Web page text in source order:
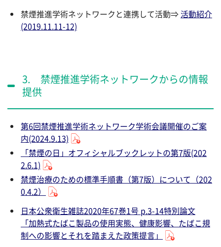
禁煙推進学術ネットワークと連携して活動⇒ 活動紹介
(2019.11.11-12)
3. 禁煙推進学術ネットワークからの情報
提供
第6回禁煙推進学術ネットワーク学術会議開催のご案
内(2024.9.13)
「禁煙の日」オフィシャルブックレットの第7版(202
2.6.1)
禁煙治療のための標準手順書（第7版）について（202
0.4.2）
日本公衆衛生雑誌2020年67巻1号 p.3-14特別論文
「加熱式たばこ製品の使用実態、健康影響、たばこ規
制への影響とそれを踏まえた政策提言」